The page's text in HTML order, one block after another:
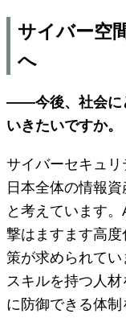
サイバー空
へ
――今後、社会に
いきたいですか。
サイバーセキュリ
日本全体の情報
と考えています
撃はますます高
策が求められて
スキルを持つ人
に防御できる体制